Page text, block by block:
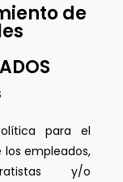
práctica
de
para el
los empleados,
y/o